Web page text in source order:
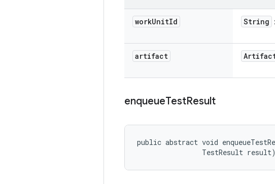
workUnitId String
artifact
enqueueTestResult
public abstract void
                TestResult result)